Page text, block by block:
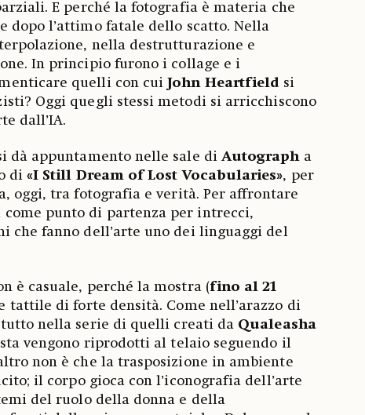
E perché la fotografia è materia che
dopo l’attimo fatale dello scatto. Nella
nella destrutturazione e
In principio furono i collage e i
quelli con cuiJohn Heartfield si
Oggi quegli stessi metodi si arricchiscono
dall’IA.
dà appuntamento nelle sale di Autographa
di «I Still Dream of Lost Vocabularies», per
oggi, tra fotografia e verità. Per affrontare
come punto di partenza per intrecci,
che fanno dell’arte uno dei linguaggi del
è casuale, perché la mostra (fino al 21
tattile di forte densità. Come nell’arazzo di
nella serie di quelli creati da Qualeasha
vengono riprodotti al telaio seguendo il
non è che la trasposizione in ambiente
il corpo gioca con l’iconografia dell’arte
del ruolo della donna e della